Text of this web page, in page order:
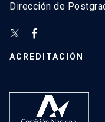
Dirección de
ACREDITACIÓN